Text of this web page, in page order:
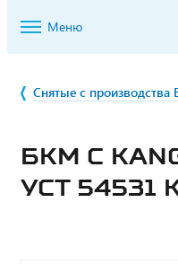
Меню
Снятые с производства
БКМ С
УСТ 54531